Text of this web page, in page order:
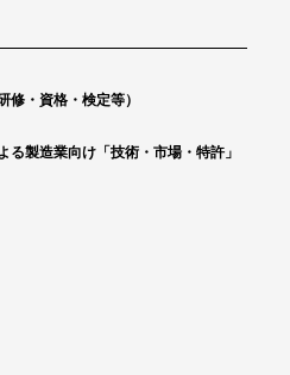
修・資格・検定等）
る製造業向け「技術・市場・特許」